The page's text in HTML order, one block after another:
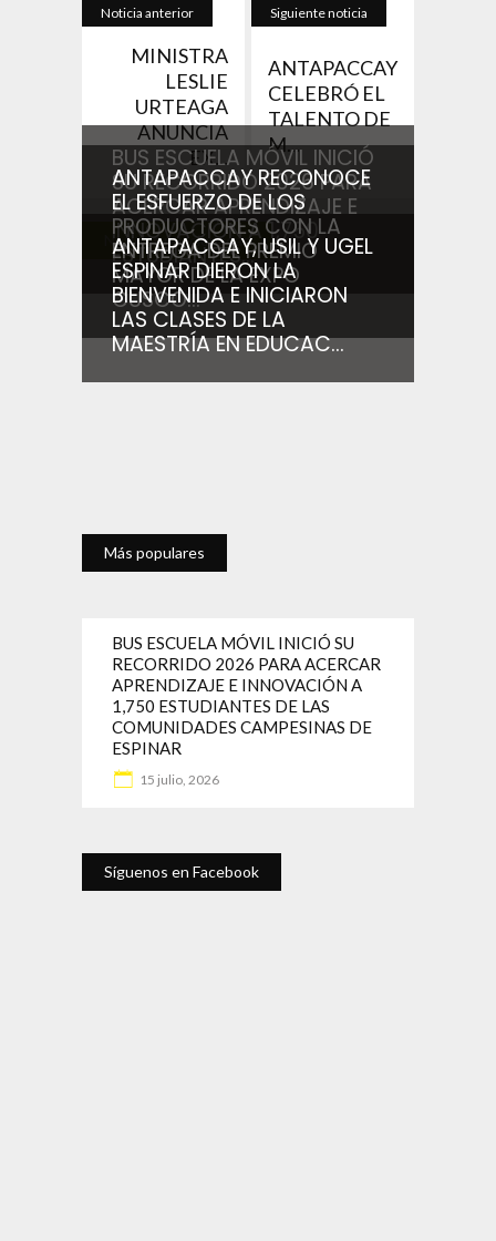
Noticia anterior
MINISTRA
LESLIE
URTEAGA
ANUNCIA
EX...
Siguiente noticia
ANTAPACCAY
CELEBRÓ EL
TALENTO DE
M...
Noticias relacionadas
BUS ESCUELA MÓVIL INICIÓ
SU RECORRIDO 2026 PARA
ACERCAR APRENDIZAJE E
INNOVACIÓN A 1,750
ESTUDIANTES...
ANTAPACCAY RECONOCE
EL ESFUERZO DE LOS
PRODUCTORES CON LA
ENTREGA DEL PREMIO
MAYOR DE LA EXPO
CUSCO...
ANTAPACCAY, USIL Y UGEL
ESPINAR DIERON LA
BIENVENIDA E INICIARON
LAS CLASES DE LA
MAESTRÍA EN EDUCAC...
Más populares
BUS ESCUELA MÓVIL INICIÓ SU
RECORRIDO 2026 PARA ACERCAR
APRENDIZAJE E INNOVACIÓN A
1,750 ESTUDIANTES DE LAS
COMUNIDADES CAMPESINAS DE
ESPINAR
15 julio, 2026
Síguenos en Facebook